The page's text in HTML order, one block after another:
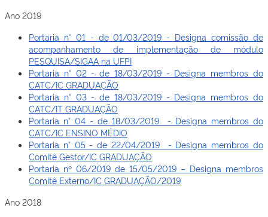
Ano 2019
Portaria n° 01 - de 01/03/2019 - Designa comissão de
acompanhamento de implementação de módulo
PESQUISA/SIGAA na UFPI
Portaria n° 02 - de 18/03/2019 - Designa membros do
CATC/IC GRADUAÇÃO
Portaria n° 03 - de 18/03/2019 - Designa membros do
CATC/IT GRADUAÇÃO
Portaria n° 04 - de 18/03/2019 - Designa membros do
CATC/IC ENSINO MÉDIO
Portaria n° 05 - de 22/04/2019 - Designa membros do
Comitê Gestor/IC GRADUAÇÃO
Portaria nº 06/2019 de 15/05/2019 – Designa membros
Comitê Externo/IC GRADUAÇÃO/2019
Ano 2018